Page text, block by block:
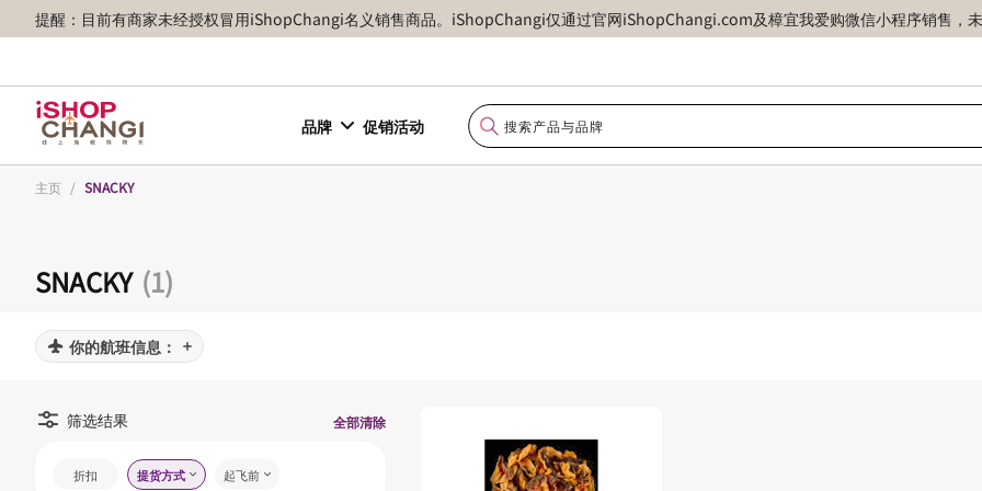
提醒：目前有商家未经授权冒用iShopChangi名义销售商品。iShopChangi仅通过官网iShopChangi.com及樟宜我爱购微信小程序销售，
品牌 促销活动
主页 / SNACKY
SNACKY (1)
你的航班信息：
筛选结果 全部清除
折扣 提货方式 起飞前